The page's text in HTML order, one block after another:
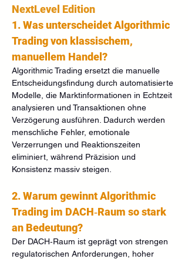
NextLevel Edition
1. Was unterscheidet Algorithmic
Trading von klassischem,
manuellem Handel?
Algorithmic Trading ersetzt die manuelle
Entscheidungsfindung durch automatisierte
Modelle, die Marktinformationen in Echtzeit
analysieren und Transaktionen ohne
Verzögerung ausführen. Dadurch werden
menschliche Fehler, emotionale
Verzerrungen und Reaktionszeiten
eliminiert, während Präzision und
Konsistenz massiv steigen.
2. Warum gewinnt Algorithmic
Trading im DACH‑Raum so stark
an Bedeutung?
Der DACH‑Raum ist geprägt von strengen
regulatorischen Anforderungen, hoher